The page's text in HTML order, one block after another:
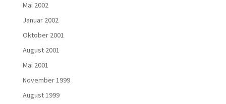
Mai 2002
Januar 2002
Oktober 2001
August 2001
Mai 2001
November 1999
August 1999